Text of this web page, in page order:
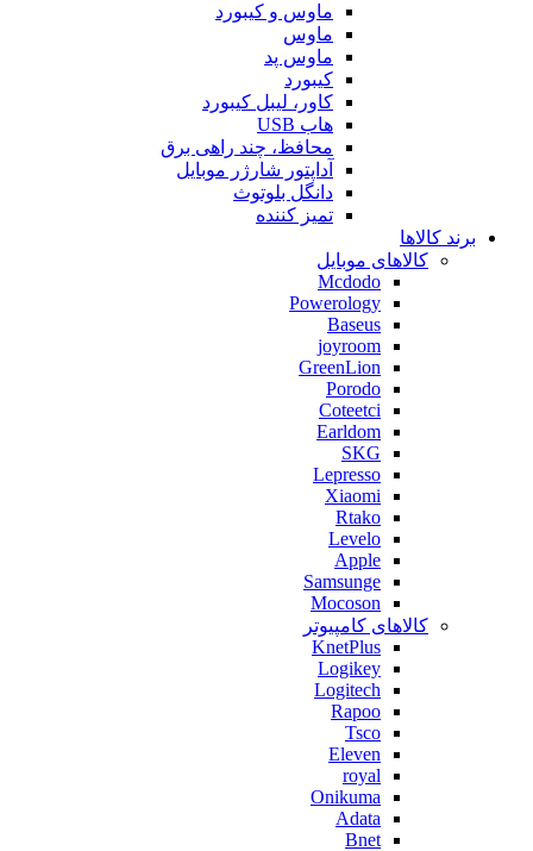
ماوس و کیبورد
ماوس
ماوس پد
کیبورد
کاور، لیبل کیبورد
هاب USB
محافظ، چند راهی برق
آداپتور شارژر موبایل
دانگل بلوتوث
تمیز کننده
برند کالاها
کالاهای موبایل
Mcdodo
Powerology
Baseus
joyroom
GreenLion
Porodo
Coteetci
Earldom
SKG
Lepresso
Xiaomi
Rtako
Levelo
Apple
Samsunge
Mocoson
کالاهای کامپیوتر
KnetPlus
Logikey
Logitech
Rapoo
Tsco
Eleven
royal
Onikuma
Adata
Bnet